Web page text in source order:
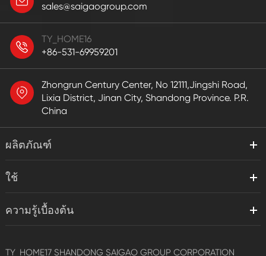
sales@saigaogroup.com
TY_HOME16
+86-531-69959201
Zhongrun Century Center, No 12111,Jingshi Road,
Lixia District, Jinan City, Shandong Province. P.R.
China
ผลิตภัณฑ์
ใช้
ความรู้เบื้องต้น
TY_HOME17 SHANDONG SAIGAO GROUP CORPORATION